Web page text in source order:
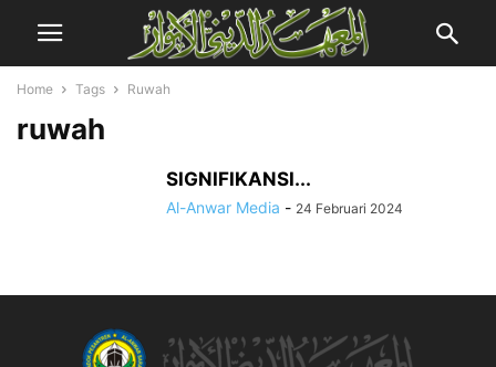
Home Tags Ruwah
ruwah
SIGNIFIKANSI...
Al-Anwar Media - 24 Februari 2024